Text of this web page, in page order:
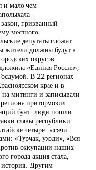
и мало чем
–
призванный
местного
депутаты сложат
жители должны будут в
округов.
«Единая Россия»,
В 22 регионах
крае и в
на митинги и записывали
притормозил
бунт: люди пошли
главы республики
четыре тысячи
«Турчак, уходи», «Вся
оккупации наших
города акция стала,
Другим